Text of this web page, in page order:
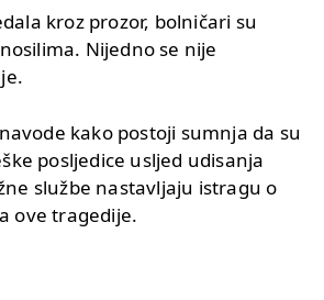
kroz prozor, bolničari su
Nijedno se nije
kako postoji sumnja da su
posljedice usljed udisanja
službe nastavljaju istragu o
ove tragedije.